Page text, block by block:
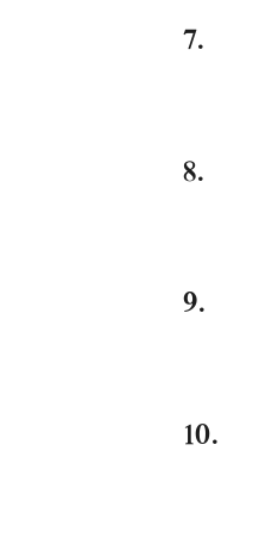
7.
8.
9.
10.